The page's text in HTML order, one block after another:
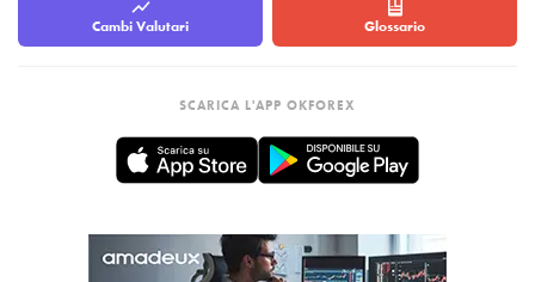
Cambi Valutari Glossario
SCARICA L'APP OKFOREX